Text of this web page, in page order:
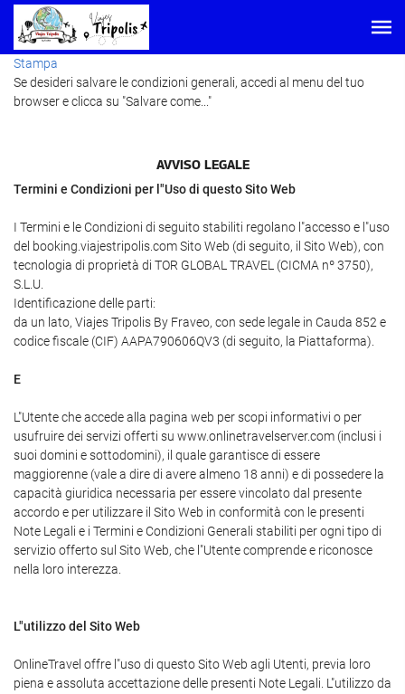
Stampa
Se desideri salvare le condizioni generali, accedi al menu del tuo
browser e clicca su "Salvare come..."
AVVISO LEGALE
Termini e Condizioni per l"Uso di questo Sito Web
I Termini e le Condizioni di seguito stabiliti regolano l"accesso e l"uso
del booking.viajestripolis.com Sito Web (di seguito, il Sito Web), con
tecnologia di proprietà di TOR GLOBAL TRAVEL (CICMA nº 3750),
S.L.U.
Identificazione delle parti:
da un lato, Viajes Tripolis By Fraveo, con sede legale in Cauda 852 e
codice fiscale (CIF) AAPA790606QV3 (di seguito, la Piattaforma).
E
L"Utente che accede alla pagina web per scopi informativi o per
usufruire dei servizi offerti su www.onlinetravelserver.com (inclusi i
suoi domini e sottodomini), il quale garantisce di essere
maggiorenne (vale a dire di avere almeno 18 anni) e di possedere la
capacità giuridica necessaria per essere vincolato dal presente
accordo e per utilizzare il Sito Web in conformità con le presenti
Note Legali e i Termini e Condizioni Generali stabiliti per ogni tipo di
servizio offerto sul Sito Web, che l"Utente comprende e riconosce
nella loro interezza.
L"utilizzo del Sito Web
OnlineTravel offre l"uso di questo Sito Web agli Utenti, previa loro
piena e assoluta accettazione delle presenti Note Legali. L"utilizzo da